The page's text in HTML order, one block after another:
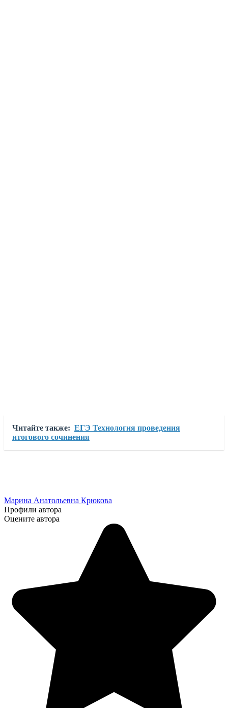
Читайте также: ЕГЭ Технология проведения
итогового сочинения
Марина Анатольевна Крюкова
Профили автора
Оцените автора